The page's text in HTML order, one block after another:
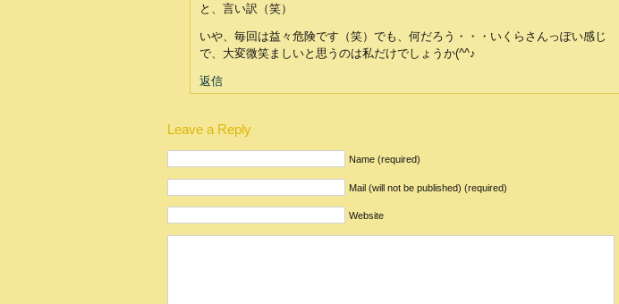
と、言い訳（笑）
いや、毎回は益々危険です（笑）でも、何だろう・・・いくらさんっぽい感じ
で、大変微笑ましいと思うのは私だけでしょうか(^^♪
返信
Leave a Reply
Name (required)
Mail (will not be published) (required)
Website